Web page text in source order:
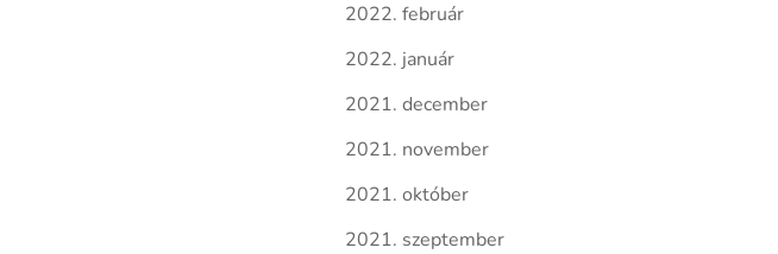
2022. február
2022. január
2021. december
2021. november
2021. október
2021. szeptember